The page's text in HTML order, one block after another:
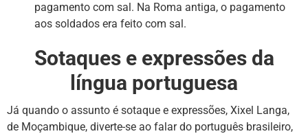
pagamento com sal. Na Roma antiga, o pagamento
aos soldados era feito com sal.
Sotaques e expressões da
língua portuguesa
Já quando o assunto é sotaque e expressões, Xixel Langa,
de Moçambique, diverte-se ao falar do português brasileiro,